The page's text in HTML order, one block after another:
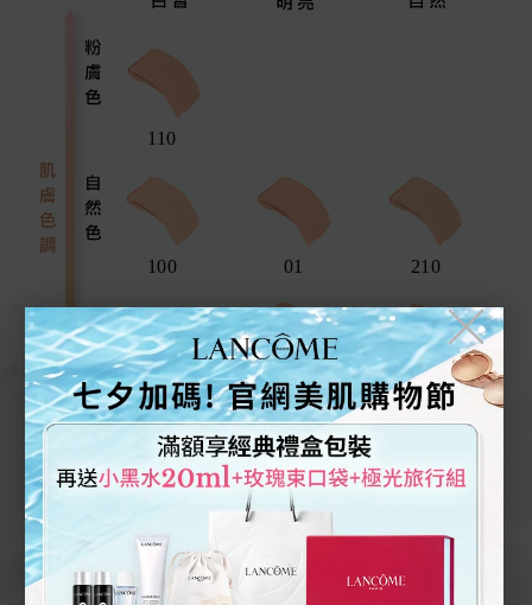
01
100
110
210
250 310
╳